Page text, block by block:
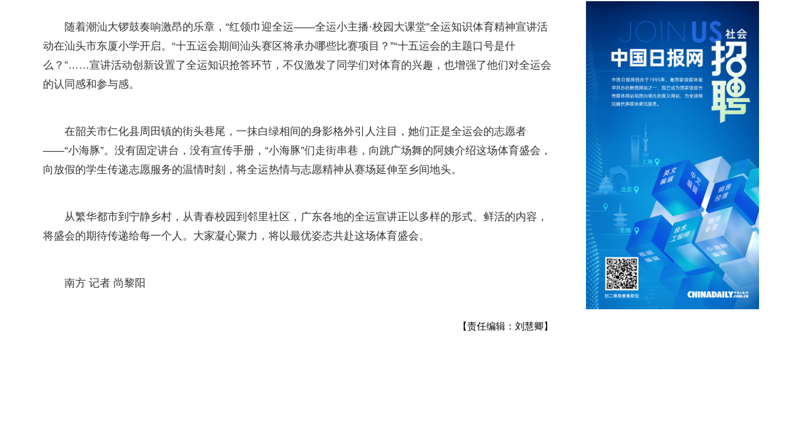
随着潮汕大锣鼓奏响激昂的乐章，“红领巾迎全运——全运小主播·校园大课堂”全运知识体育精神宣讲活
动在汕头市东厦小学开启。“十五运会期间汕头赛区将承办哪些比赛项目？”“十五运会的主题口号是什
么？”……宣讲活动创新设置了全运知识抢答环节，不仅激发了同学们对体育的兴趣，也增强了他们对全运会
的认同感和参与感。
在韶关市仁化县周田镇的街头巷尾，一抹白绿相间的身影格外引人注目，她们正是全运会的志愿者
——“小海豚”。没有固定讲台，没有宣传手册，“小海豚”们走街串巷，向跳广场舞的阿姨介绍这场体育盛会，
向放假的学生传递志愿服务的温情时刻，将全运热情与志愿精神从赛场延伸至乡间地头。
从繁华都市到宁静乡村，从青春校园到邻里社区，广东各地的全运宣讲正以多样的形式、鲜活的内容，
将盛会的期待传递给每一个人。大家凝心聚力，将以最优姿态共赴这场体育盛会。
南方 记者 尚黎阳
【责任编辑：刘慧卿】